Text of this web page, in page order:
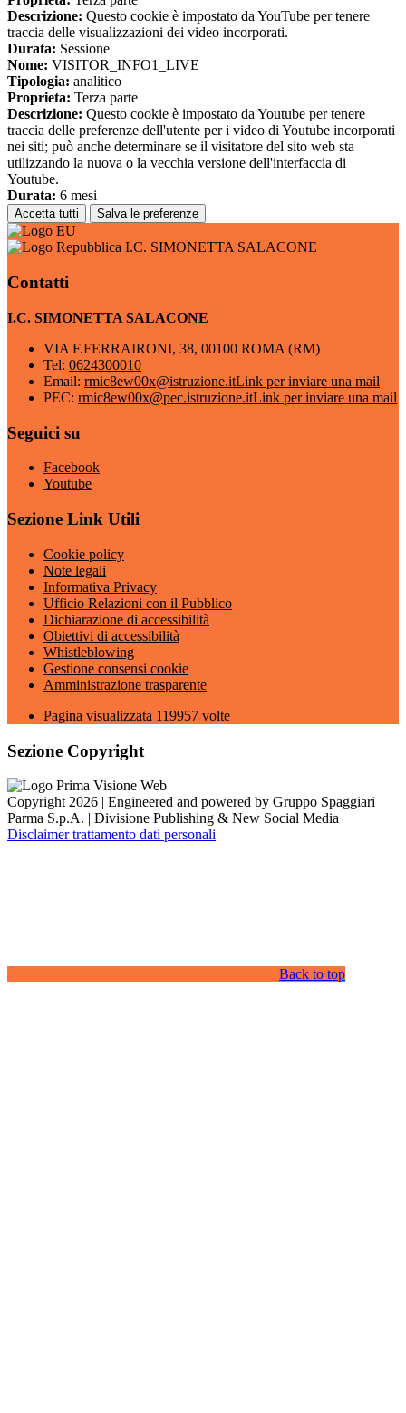
Descrizione: Questo cookie è impostato da YouTube per tenere
traccia delle visualizzazioni dei video incorporati.
Durata: Sessione
Nome: VISITOR_INFO1_LIVE
Tipologia: analitico
Proprieta: Terza parte
Descrizione: Questo cookie è impostato da Youtube per tenere
traccia delle preferenze dell'utente per i video di Youtube incorporati
nei siti; può anche determinare se il visitatore del sito web sta
utilizzando la nuova o la vecchia versione dell'interfaccia di
Youtube.
Durata: 6 mesi
Accetta tutti Salva le preferenze
I.C. SIMONETTA SALACONE
Contatti
I.C. SIMONETTA SALACONE
VIA F.FERRAIRONI, 38, 00100 ROMA (RM)
Tel: 0624300010
Email: rmic8ew00x@istruzione.itLink per inviare una mail
PEC: rmic8ew00x@pec.istruzione.itLink per inviare una mail
Seguici su
Facebook
Youtube
Sezione Link Utili
Cookie policy
Note legali
Informativa Privacy
Ufficio Relazioni con il Pubblico
Dichiarazione di accessibilità
Obiettivi di accessibilità
Whistleblowing
Gestione consensi cookie
Amministrazione trasparente
Pagina visualizzata 119957 volte
Sezione Copyright
Copyright 2026 | Engineered and powered by Gruppo Spaggiari
Parma S.p.A. | Divisione Publishing & New Social Media
Disclaimer trattamento dati personali
Back to top